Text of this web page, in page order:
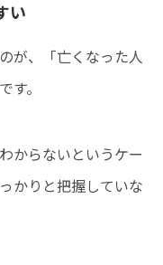
い
が、「亡くなった人
。
からないというケー
かりと把握していな